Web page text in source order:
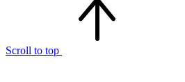
Scroll to top